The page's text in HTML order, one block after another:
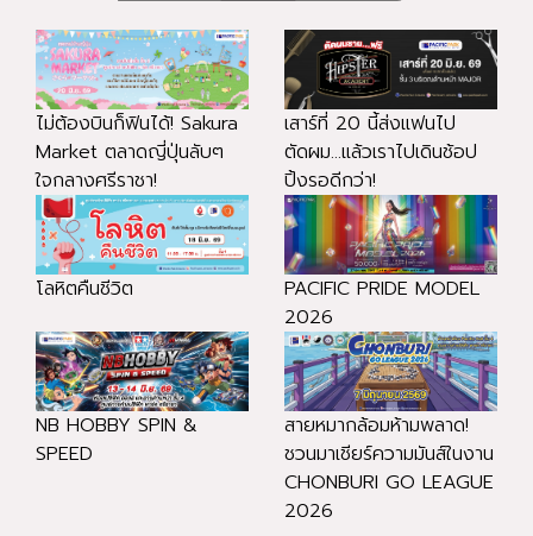
ไม่ต้องบินก็ฟินได้! Sakura
Market ตลาดญี่ปุ่นลับๆ
ใจกลางศรีราชา!
เสาร์ที่ 20 นี้ส่งแฟนไป
ตัดผม...แล้วเราไปเดินช้อป
ปิ้งรอดีกว่า!
โลหิตคืนชีวิต
PACIFIC PRIDE MODEL
2026
NB HOBBY SPIN &
SPEED
สายหมากล้อมห้ามพลาด!
ชวนมาเชียร์ความมันส์ในงาน
CHONBURI GO LEAGUE
2026